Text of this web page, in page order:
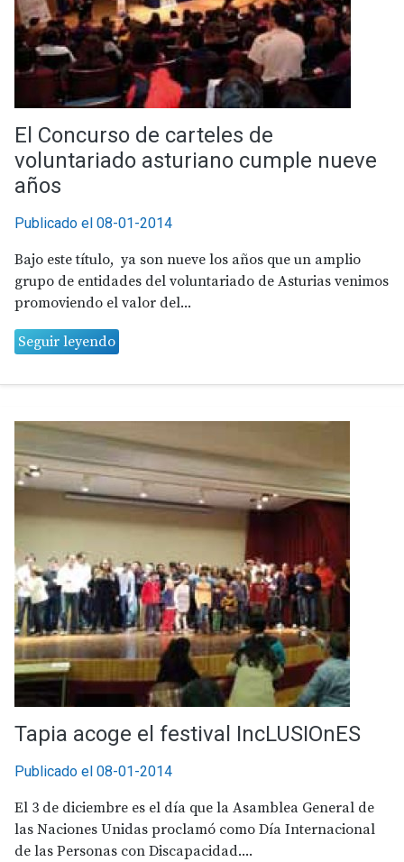
El Concurso de carteles de
voluntariado asturiano cumple nueve
años
Publicado el 08-01-2014
Bajo este título, ya son nueve los años que un amplio
grupo de entidades del voluntariado de Asturias venimos
promoviendo el valor del...
Seguir leyendo
Tapia acoge el festival IncLUSIOnES
Publicado el 08-01-2014
El 3 de diciembre es el día que la Asamblea General de
las Naciones Unidas proclamó como Día Internacional
de las Personas con Discapacidad....